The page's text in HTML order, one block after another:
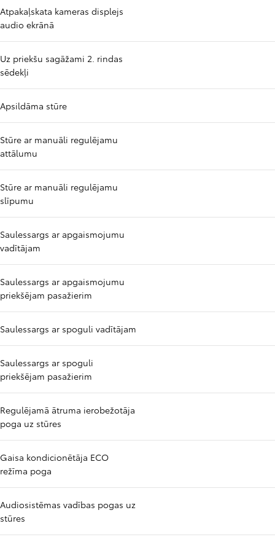
Atpakaļskata kameras displejs
audio ekrānā
Uz priekšu sagāžami 2. rindas
sēdekļi
Apsildāma stūre
Stūre ar manuāli regulējamu
attālumu
Stūre ar manuāli regulējamu
slīpumu
Saulessargs ar apgaismojumu
vadītājam
Saulessargs ar apgaismojumu
priekšējam pasažierim
Saulessargs ar spoguli vadītājam
Saulessargs ar spoguli
priekšējam pasažierim
Regulējamā ātruma ierobežotāja
poga uz stūres
Gaisa kondicionētāja ECO
režīma poga
Audiosistēmas vadības pogas uz
stūres